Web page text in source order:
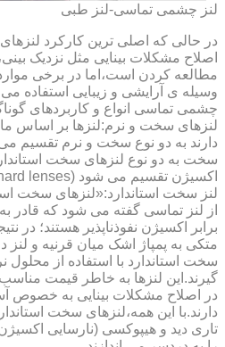
لنز چشمی تماسی-لنز طبی
در حالی که اصلی ترین کارکرد
اصلاح مشکلات بینایی مثل نزدیک
مطالعه کردن است،اما در برخی موارد
وسیله ی آرایشی و زیبایی استفاده
چشمی تماسی انواع و کاربردهای
لنزهای سخت و نرم:لنزها بر اساس
دارند به دو نوع سخت و نرم تقسیم
سخت به دو نوع لنزهای سخت
اکسیژن تقسیم می شود (hard lenses یا GP lenses).
لنز سخت استاندارد:«لنزهای سخت
از لنز تماسی گفته می شود که قادر
برابر اکسیژن نفوذناپذیر هستند؛ در
متکی به پمپاژ اشک میان قرنیه و لنز
سخت استاندارد با استفاده از
گیرند.این لنزها به خاطر قیمت
در اصلاح مشکلات بینایی به خصوص
دارند.با این همه،لنزهای سخت
تاری دید و هیپوکسی (نارسایی